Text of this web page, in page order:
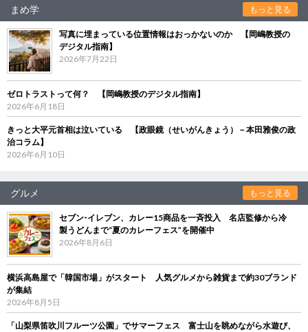
まめ学 もっと見る
写真に埋まっている位置情報はおっかないのか 【岡嶋教授の
デジタル指南】
2026年7月22日
ゼロトラストって何？ 【岡嶋教授のデジタル指南】
2026年6月18日
きっと大平元首相は泣いている 【政眼鏡（せいがんきょう）－本田雅俊の政
治コラム】
2026年6月10日
グルメ もっと見る
セブン‐イレブン、カレー15商品を一斉投入 名店監修から冷
製うどんまで“夏のカレーフェス”を開催中
2026年8月6日
横浜高島屋で「韓国市場」がスタート 人気グルメから雑貨まで約30ブランド
が集結
2026年8月5日
「山梨県笛吹川フルーツ公園」でサマーフェス 富士山を眺めながら水遊び、